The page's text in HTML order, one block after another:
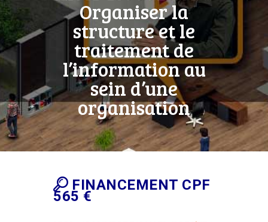
Organiser la
structure et le
traitement de
l’information au
sein d’une
organisation
FINANCEMENT CPF
565 €